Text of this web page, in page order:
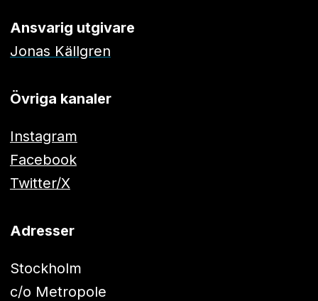
Ansvarig utgivare
Jonas Källgren
Övriga kanaler
Instagram
Facebook
Twitter/X
Adresser
Stockholm
c/o Metropole